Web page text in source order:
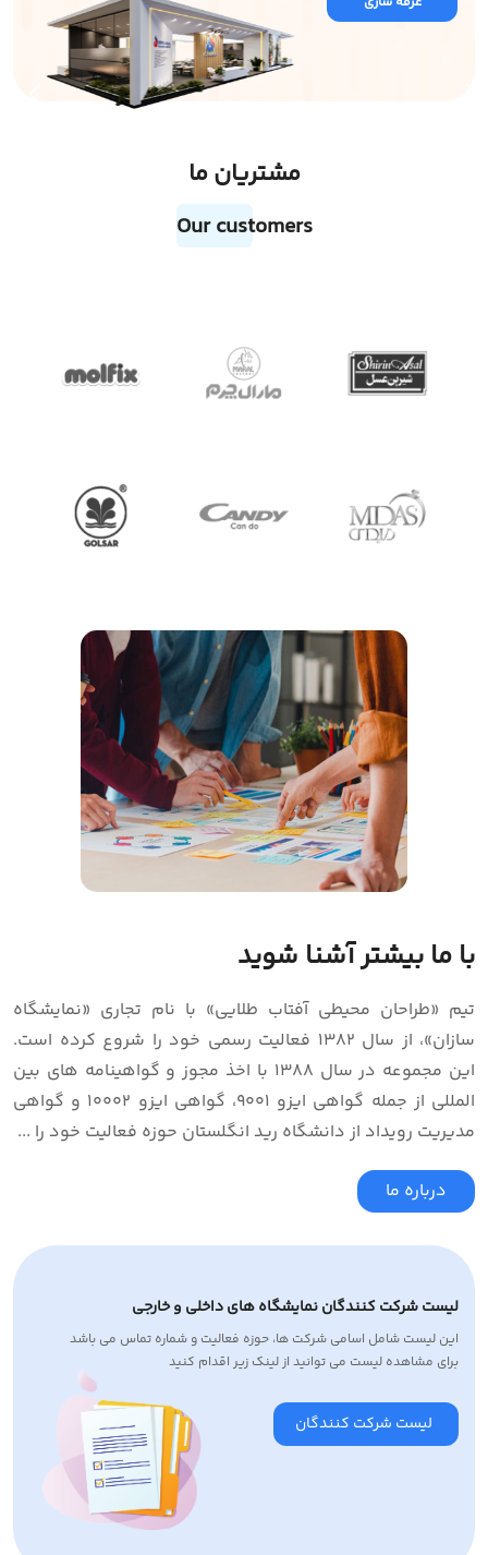
مشتریان ما
Our customers
با ما بیشتر آشنا شوید
تیم «طراحان محیطی آفتاب طلایی» با نام تجاری «نمایشگاه
سازان»، از سال 1382 فعالیت رسمی خود را شروع کرده است.
این مجموعه در سال 1388 با اخذ مجوز و گواهینامه های بین
المللی از جمله گواهی ایزو 9001، گواهی ایزو 10002 و گواهی
مدیریت رویداد از دانشگاه رید انگلستان حوزه فعالیت خود را ...
درباره ما
لیست شرکت کنندگان نمایشگاه های داخلی و خارجی
این لیست شامل اسامی شرکت ها، حوزه فعالیت و شماره تماس می باشد
برای مشاهده لیست می توانید از لینک زیر اقدام کنید
لیست شرکت کنندگان